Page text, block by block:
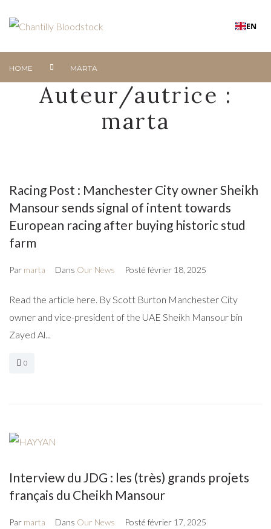
EN
HOME MARTA
Auteur/autrice :
marta
Racing Post : Manchester City owner Sheikh
Mansour sends signal of intent towards
European racing after buying historic stud
farm
Par marta Dans Our News Posté février 18, 2025
Read the article here. By Scott Burton Manchester City
owner and vice-president of the UAE Sheikh Mansour bin
Zayed Al...
0
Interview du JDG : les (très) grands projets
français du Cheikh Mansour
Par marta Dans Our News Posté février 17, 2025